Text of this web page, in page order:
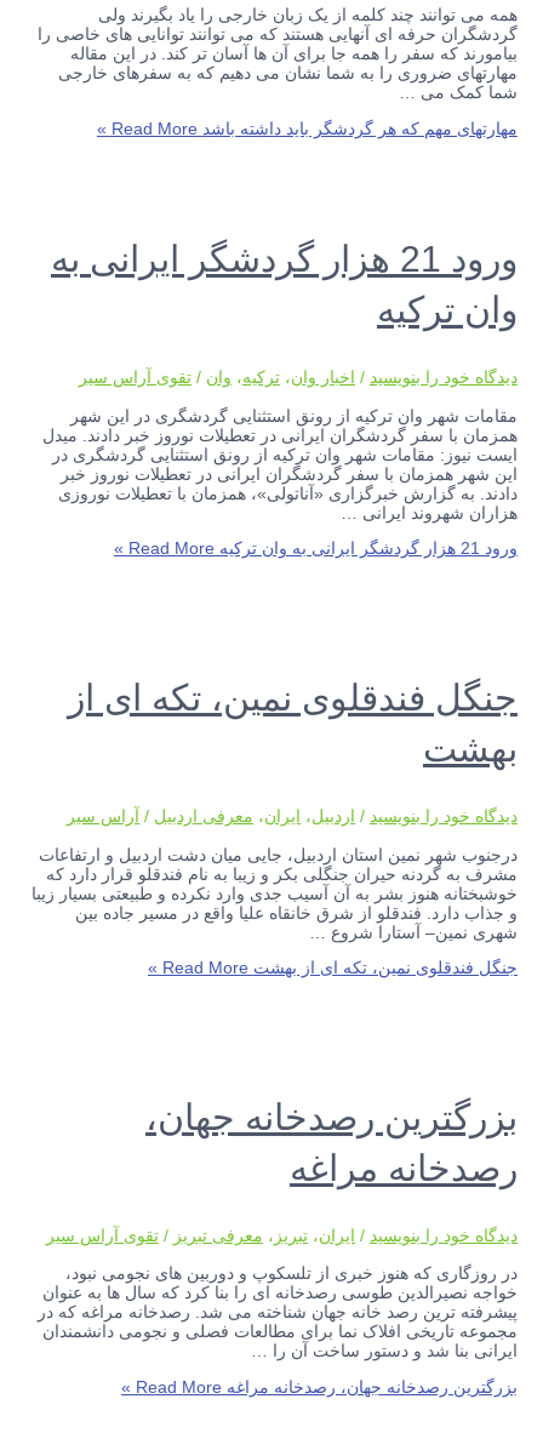
همه می توانند چند کلمه از یک زبان خارجی را یاد بگیرند ولی
گردشگران حرفه ای آنهایی هستند که می توانند توانایی های خاصی را
بیامورند که سفر را همه جا برای آن ها آسان تر کند. در این مقاله
مهارتهای ضروری را به شما نشان می دهیم که به سفرهای خارجی
شما کمک می …
مهارتهای مهم که هر گردشگر باید داشته باشد
ورود 21 هزار گردشگر ایرانی به
وان ترکیه
دیدگاه‌ خود را بنویسید / اخبار وان،ترکیه، وان /تقوی آراس سیر
مقامات شهر وان ترکیه از رونق استثنایی گردشگری در این شهر
همزمان با سفر گردشگران ایرانی در تعطیلات نوروز خبر دادند. میدل
ایست نیوز: مقامات شهر وان ترکیه از رونق استثنایی گردشگری در
این شهر همزمان با سفر گردشگران ایرانی در تعطیلات نوروز خبر
دادند. به گزارش خبرگزاری «آناتولی»، همزمان با تعطیلات نوروزی
هزاران شهروند ایرانی …
ورود 21 هزار گردشگر ایرانی به وان ترکیه
جنگل فندقلوی نمین، تکه ای از
بهشت
دیدگاه‌ خود را بنویسید / اردبیل، ایران، معرفی اردبیل / آراس سیر
درجنوب شهر نمین استان اردبیل، جایی میان دشت اردبیل و ارتفاعات
مشرف به گردنه حیران جنگلی بکر و زیبا به نام فندقلو قرار دارد که
خوشبختانه هنوز بشر به آن آسیب جدی وارد نکرده و طبیعتی بسیار زیبا
و جذاب دارد. فندقلو از شرق خانقاه علیا واقع در مسیر جاده بین
شهری نمین– آستارا شروع …
جنگل فندقلوی نمین، تکه ای از بهشت
بزرگترین رصدخانه جهان،
رصدخانه مراغه
دیدگاه‌ خود را بنویسید / ایران،تبریز ، معرفی تبریز /تقوی آراس سیر
در روزگاری که هنوز خبری از تلسکوپ و دوربین های نجومی نبود،
خواجه نصیرالدین طوسی رصدخانه ای را بنا کرد که سال ها به عنوان
پیشرفته ترین رصد خانه جهان شناخته می شد. رصدخانه مراغه که در
مجموعه تاریخی افلاک نما برای مطالعات فصلی و نجومی دانشمندان
ایرانی بنا شد و دستور ساخت آن را …
بزرگترین رصدخانه جهان، رصدخانه مراغه